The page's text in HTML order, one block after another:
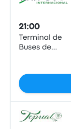
21:00
Terminal de
Buses de